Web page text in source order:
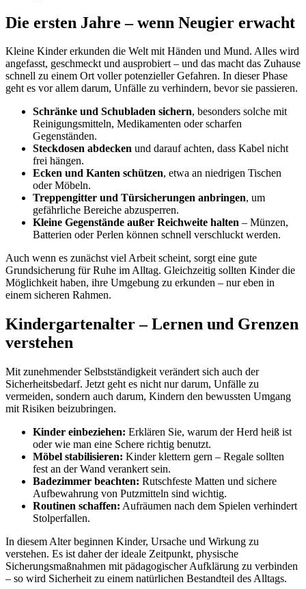
Die ersten Jahre – wenn Neugier erwacht
Kleine Kinder erkunden die Welt mit Händen und Mund. Alles wird
angefasst, geschmeckt und ausprobiert – und das macht das Zuhause
schnell zu einem Ort voller potenzieller Gefahren. In dieser Phase
geht es vor allem darum, Unfälle zu verhindern, bevor sie passieren.
Schränke und Schubladen sichern, besonders solche mit
Reinigungsmitteln, Medikamenten oder scharfen
Gegenständen.
Steckdosen abdecken und darauf achten, dass Kabel nicht
frei hängen.
Ecken und Kanten schützen, etwa an niedrigen Tischen
oder Möbeln.
Treppengitter und Türsicherungen anbringen, um
gefährliche Bereiche abzusperren.
Kleine Gegenstände außer Reichweite halten – Münzen,
Batterien oder Perlen können schnell verschluckt werden.
Auch wenn es zunächst viel Arbeit scheint, sorgt eine gute
Grundsicherung für Ruhe im Alltag. Gleichzeitig sollten Kinder die
Möglichkeit haben, ihre Umgebung zu erkunden – nur eben in
einem sicheren Rahmen.
Kindergartenalter – Lernen und Grenzen
verstehen
Mit zunehmender Selbstständigkeit verändert sich auch der
Sicherheitsbedarf. Jetzt geht es nicht nur darum, Unfälle zu
vermeiden, sondern auch darum, Kindern den bewussten Umgang
mit Risiken beizubringen.
Kinder einbeziehen: Erklären Sie, warum der Herd heiß ist
oder wie man eine Schere richtig benutzt.
Möbel stabilisieren: Kinder klettern gern – Regale sollten
fest an der Wand verankert sein.
Badezimmer beachten: Rutschfeste Matten und sichere
Aufbewahrung von Putzmitteln sind wichtig.
Routinen schaffen: Aufräumen nach dem Spielen verhindert
Stolperfallen.
In diesem Alter beginnen Kinder, Ursache und Wirkung zu
verstehen. Es ist daher der ideale Zeitpunkt, physische
Sicherungsmaßnahmen mit pädagogischer Aufklärung zu verbinden
– so wird Sicherheit zu einem natürlichen Bestandteil des Alltags.